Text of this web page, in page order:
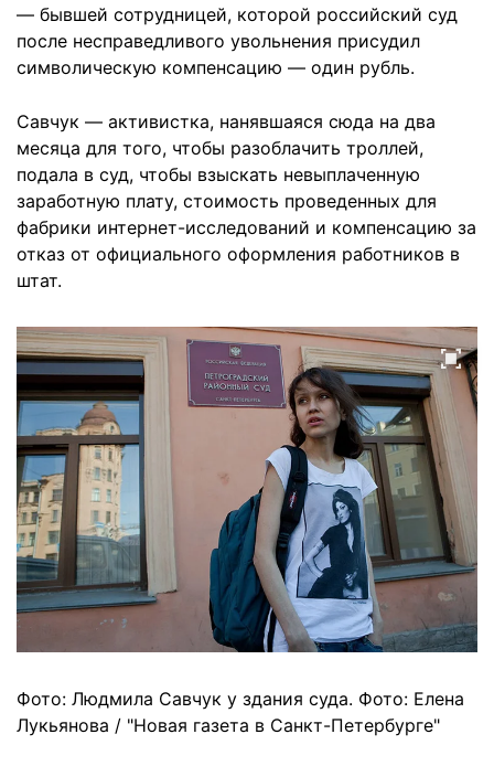
— бывшей сотрудницей, которой российский суд
после несправедливого увольнения присудил
символическую компенсацию — один рубль.
Савчук — активистка, нанявшаяся сюда на два
месяца для того, чтобы разоблачить троллей,
подала в суд, чтобы взыскать невыплаченную
заработную плату, стоимость проведенных для
фабрики интернет-исследований и компенсацию за
отказ от официального оформления работников в
штат.
Фото: Людмила Савчук у здания суда. Фото: Елена
Лукьянова / "Новая газета в Санкт-Петербурге"